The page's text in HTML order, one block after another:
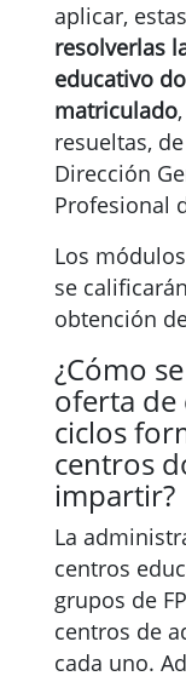
aplicar,
resolverlas
educativo
matriculado
resueltas,
Dirección
Profesional
Los
se
obtención
¿Cómo
oferta de
ciclos
centros
impartir?
La
centros
grupos de
centros de
cada uno.